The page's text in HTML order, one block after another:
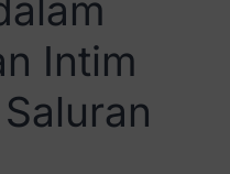
Intim